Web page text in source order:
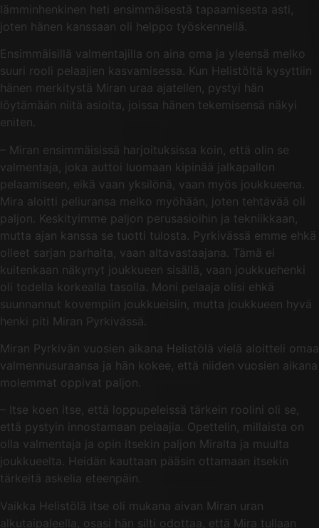
lämminhenkinen heti ensimmäisestä tapaamisesta asti,
joten hänen kanssaan oli helppo työskennellä.
Ensimmäisillä valmentajilla on aina oma ja yleensä melko
suuri rooli pelaajien kasvamisessa. Kun Helistöltä kysyttiin
hänen merkitystä Miran uraa ajatellen, pystyi hän
löytämään niitä asioita, joissa hänen tekemisensä näkyi
eniten.
– Miran ensimmäisissä harjoituksissa koin, että olin se
valmentaja, joka auttoi luomaan kipinää jalkapallon
pelaamiseen, eikä vaan yksilönä, vaan myös joukkueena.
Mira aloitti peliuransa melko myöhään, joten tehtävää oli
paljon. Keskityimme paljon perusasioihin ja tekniikkaan,
mutta ajan kanssa se tuotti tulosta. Pyrkivässä emme ehkä
olleet sarjan parhaita, vaan altavastaajana. Tämä ei
kuitenkaan näkynyt joukkueen sisällä, vaan joukkuehenki
oli todella korkealla tasolla. Moni pelaaja olisi ehkä
suunnannut kovempiin joukkueisiin, mutta joukkueen hyvä
henki piti Miran Pyrkivässä.
Miran Pyrkivän vuosien aikana Helistölä vielä aloitteli omaa
valmennusuraansa ja hän kokee, että niiden vuosien aikana
molemmat oppivat paljon.
– Itse koen itse, että loppupeleissä tärkein roolini oli se,
että pystyin innostamaan pelaajia. Opettelin, millaista on
olla valmentaja ja opin itsekin paljon Miralta ja muulta
joukkueelta. Heidän kauttaan pääsin ottamaan itsekin
tärkeitä askelia eteenpäin.
Vaikka Helistölä itse oli mukana aivan Miran uran
alkutaipaleella, osasi hän silti odottaa, että Mira tullaan